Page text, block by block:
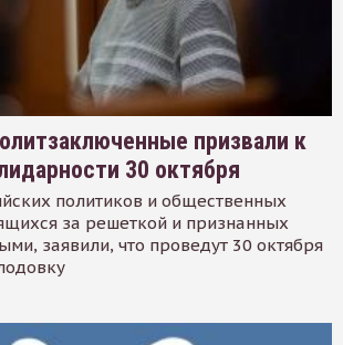
призвали к
30 октября
политиков и общественных
за решеткой и признанных
заявили, что проведут 30 октября